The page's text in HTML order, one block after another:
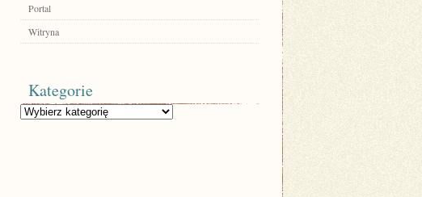
Portal
Witryna
Kategorie
Kategorie